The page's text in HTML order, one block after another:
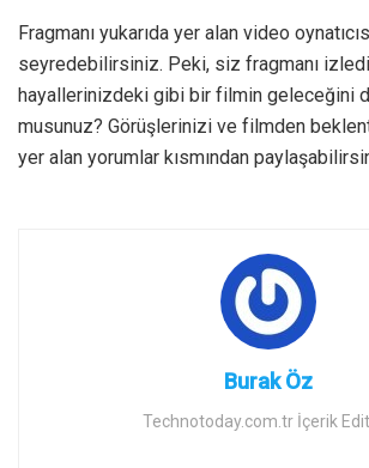
Fragmanı yukarıda yer alan video
seyredebilirsiniz. Peki, siz fragmanı
hayallerinizdeki gibi bir filmin geleceğini
musunuz? Görüşlerinizi ve filmden
yer alan yorumlar kısmından
Burak Öz
Technotoday.com.tr İçerik